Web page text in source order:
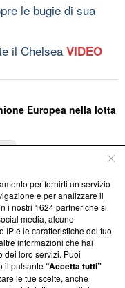
le bugie di sua
il Chelsea VIDEO
Europea nella lotta
su Blasting
come ci impegniamo a
nostra aderenza a
News non è
richiesto di farne
una verifica di
per fornirti un servizio
e per analizzare il
i nostri 1624partner che si
media, alcune
IP e le caratteristiche del tuo
informazioni che hai
dei loro servizi. Puoi
il pulsante“Accetta tutti”
le tue scelte, anche